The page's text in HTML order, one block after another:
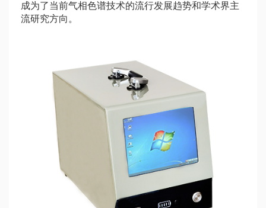
成为了当前气相色谱技术的流行发展趋势和学术界主
流研究方向。